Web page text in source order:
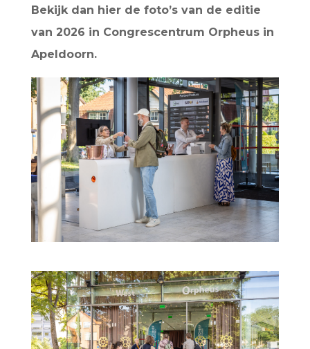
Bekijk dan hier de foto’s van de editie
van 2026 in Congrescentrum Orpheus in
Apeldoorn.